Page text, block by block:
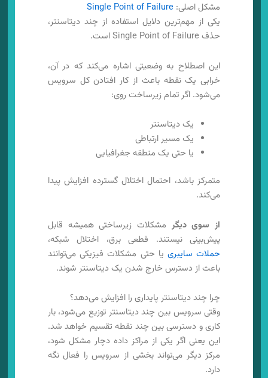
مشکل اصلی: Single Point of Failure
یکی از مهم‌ترین دلایل استفاده از چند دیتاسنتر،
حذف Single Point of Failure است.
این اصطلاح به وضعیتی اشاره می‌کند که در آن،
خرابی یک نقطه باعث از کار افتادن کل سرویس
می‌شود. اگر تمام زیرساخت روی:
یک دیتاسنتر
یک مسیر ارتباطی
یا حتی یک منطقه جغرافیایی
متمرکز باشد، احتمال اختلال گسترده افزایش پیدا
می‌کند.
از سوی دیگر مشکلات زیرساختی همیشه قابل
پیش‌بینی نیستند. قطعی برق، اختلال شبکه،
حملات سایبری یا حتی مشکلات فیزیکی می‌توانند
باعث از دسترس خارج شدن یک دیتاسنتر شوند.
چرا چند دیتاسنتر پایداری را افزایش می‌دهد؟
وقتی سرویس بین چند دیتاسنتر توزیع می‌شود، بار
کاری و دسترسی بین چند نقطه تقسیم خواهد شد.
این یعنی اگر یکی از مراکز داده دچار مشکل شود،
مرکز دیگر می‌تواند بخشی از سرویس را فعال نگه
دارد.